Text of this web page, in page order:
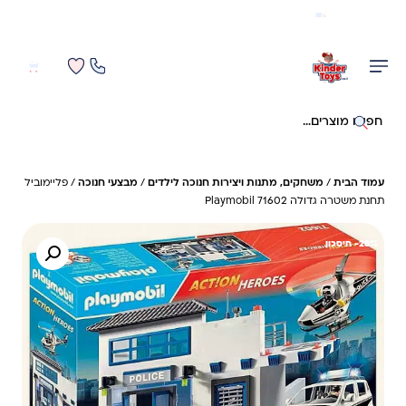
חיפוש באתר
עמוד הבית / משחקים, מתנות ויצירות חנוכה לילדים / מבצעי חנוכה / פליימוביל
תחנת משטרה גדולה 71602 Playmobil
28%- חיסכון